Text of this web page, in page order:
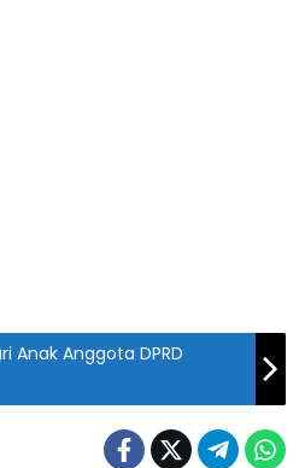
Anak Anggota DPRD